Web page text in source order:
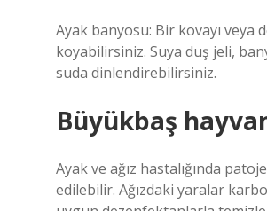
Ayak banyosu: Bir kovayı veya
koyabilirsiniz. Suya duş jeli,
suda dinlendirebilirsiniz.
Büyükbaş
Ayak ve ağız hastalığında
edilebilir. Ağızdaki yaralar